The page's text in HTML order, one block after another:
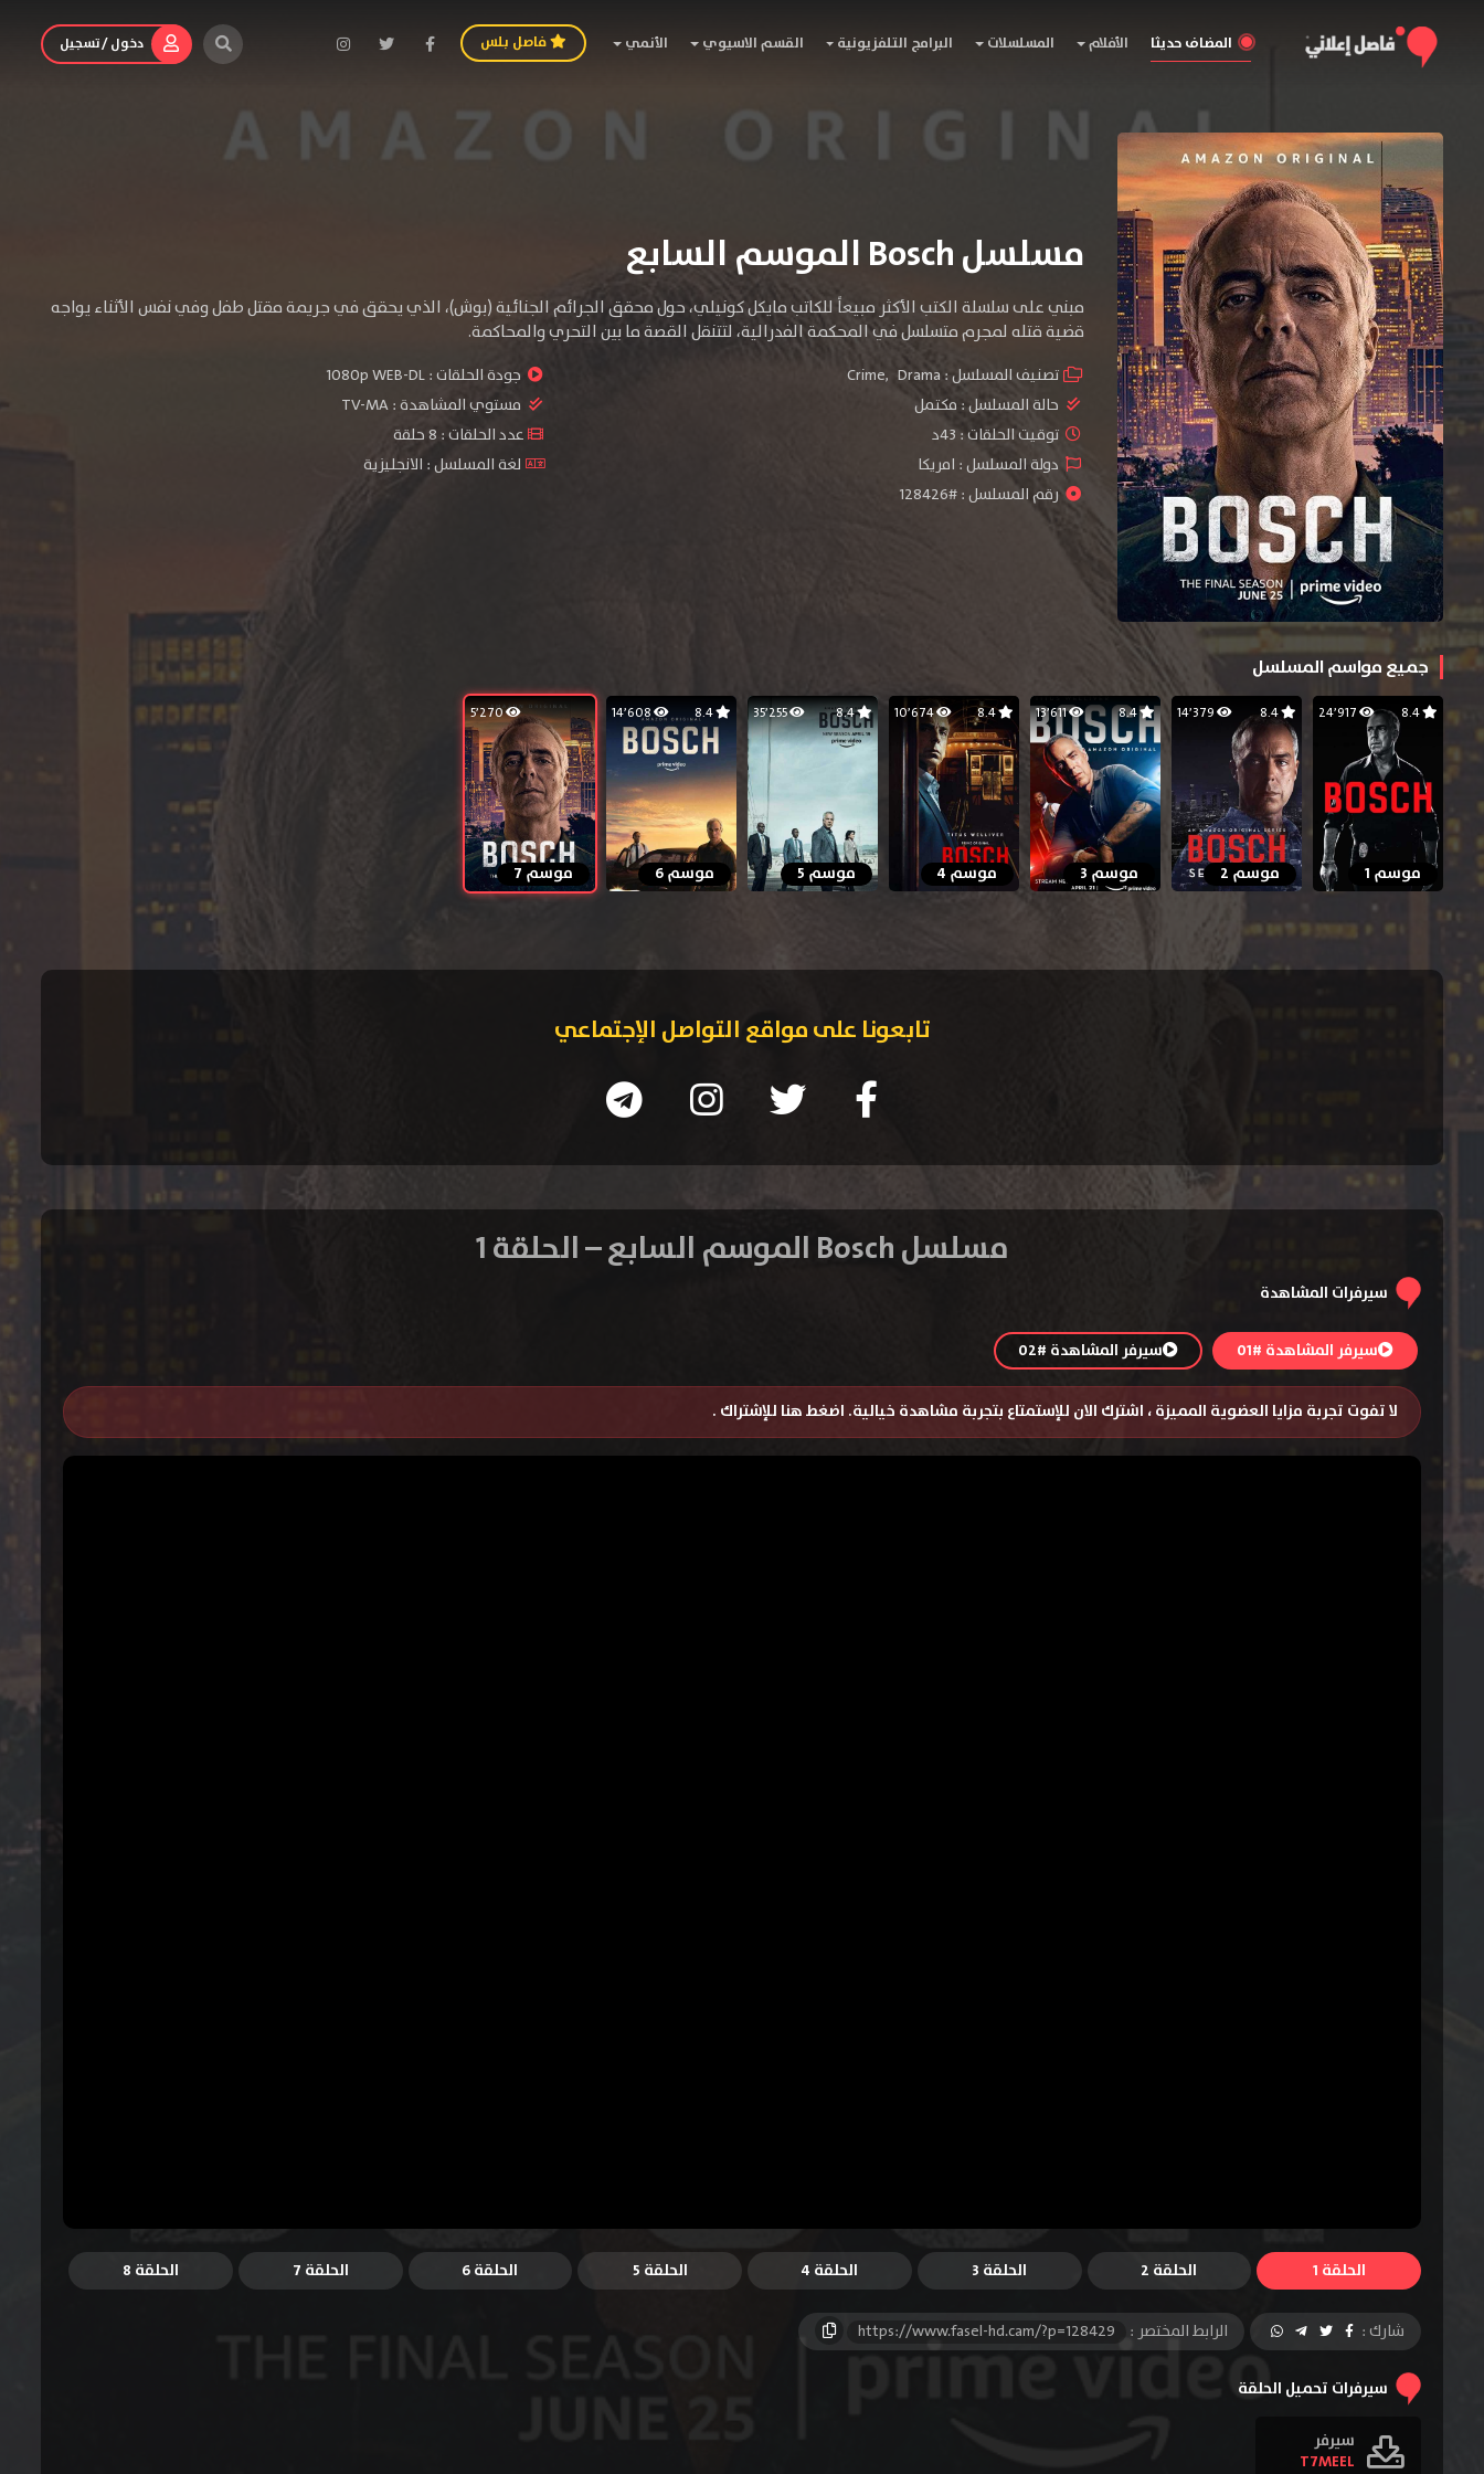
المضاف حديثا الأفلام المسلسلات البرامج التلفزيونية القسم الاسيوي الأنمي فاصل بلس دخول / تسجيل
مسلسل Bosch الموسم السابع
مبني على سلسلة الكتب الأكثر مبيعاً للكاتب مايكل كونيلي، حول محقق الجرائم الجنائية (بوش)، الذي يحقق في جريمة مقتل طفل وفي نفس الأثناء يواجه
قضية قتله لمجرم متسلسل في المحكمة الفدرالية، لتتنقل القصة ما بين التحري والمحاكمة.
تصنيف المسلسل : Crime, Drama جودة الحلقات :1080p WEB-DL
حالة المسلسل : مكتمل مستوي المشاهدة :TV-MA
توقيت الحلقات : 43د
عدد الحلقات : 8 حلقة
دولة المسلسل : امريكا
لغة المسلسل : الانجليزية
رقم المسلسل : #128426
جميع مواسم المسلسل
موسم 1 موسم 2
8.4 13٬611
موسم 3
8.4 10٬674
موسم 4
8.4 35٬255
موسم 5
14٬608
موسم 6
5٬270
موسم 7
تابعونا على مواقع التواصل الإجتماعي
مسلسل Bosch الموسم السابع – الحلقة 1
سيرفرات المشاهدة
سيرفر المشاهدة #01 سيرفر المشاهدة #02
لا تفوت تجربة مزايا العضوية المميزة ، اشترك الان للإستمتاع بتجربة مشاهدة خيالية. اضغط هنا للإشتراك .
الحلقة 1 الحلقة 2 الحلقة 3 الحلقة 4 الحلقة 5 الحلقة 6 الحلقة 7 الحلقة 8
شارك : الرابط المختصر : https://www.fasel-hd.cam/?p=128429
سيرفرات تحميل الحلقة
سيرفر
T7MEEL